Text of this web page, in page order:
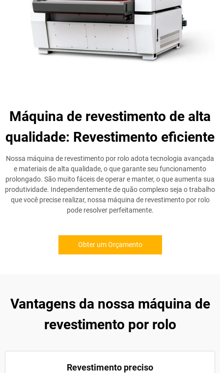
Máquina de revestimento de alta
qualidade: Revestimento eficiente
Nossa máquina de revestimento por rolo adota tecnologia avançada
e materiais de alta qualidade, o que garante seu funcionamento
prolongado. São muito fáceis de operar e manter, o que aumenta sua
produtividade. Independentemente de quão complexo seja o trabalho
que você precise realizar, nossa máquina de revestimento por rolo
pode resolver perfeitamente.
Obter um Orçamento
Vantagens da nossa máquina de
revestimento por rolo
Revestimento preciso